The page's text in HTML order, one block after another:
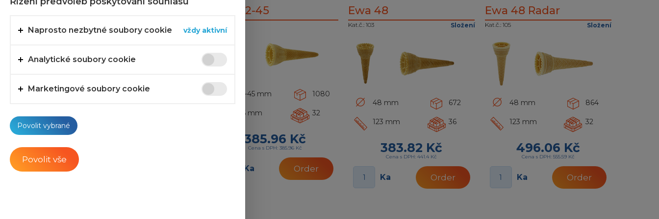
Naprosto nezbytné soubory cookie vždy aktivní
Analytické soubory cookie
Marketingové soubory cookie
Povolit vybrané
Povolit vše
to cups
Gluten-free cones
sleeve
Tubes and accessories
to cups
Rounded cones karo +
black
Ewa 42-45
42-45 mm 1080
115 mm 32
385.96 Kč
Cena s DPH: 385.96 Kč
Ka Order
Ewa 48
Kat.č.: 103 Složení
48 mm 672
123 mm 36
383.82 Kč
Cena s DPH: 441.4 Kč
Ka Order
Ewa 48 Radar
Kat.č.: 105 Složení
48 mm 864
123 mm 32
496.06 Kč
Cena s DPH: 555.59 Kč
Ka Order